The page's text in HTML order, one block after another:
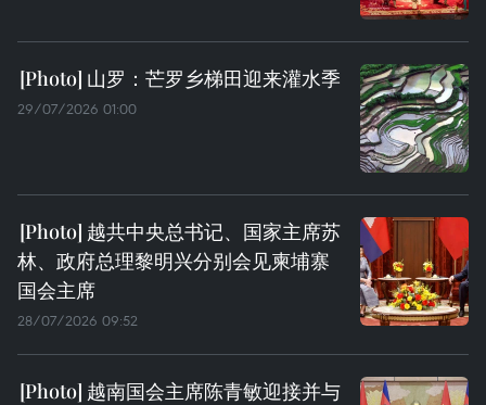
山罗：芒罗乡梯田迎来灌水季
29/07/2026 01:00
越共中央总书记、国家主席苏
林、政府总理黎明兴分别会见柬埔寨
国会主席
28/07/2026 09:52
越南国会主席陈青敏迎接并与